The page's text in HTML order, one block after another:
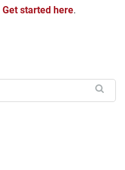
Get started here.